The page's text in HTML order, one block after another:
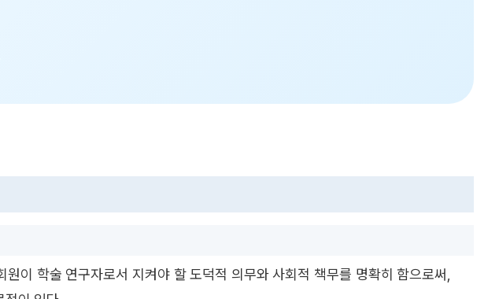
이 학술 연구자로서 지켜야 할 도덕적 의무와 사회적 책무를 명확히 함으로써,